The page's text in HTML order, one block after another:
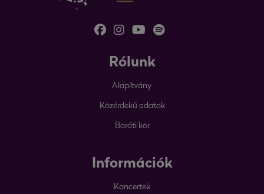
Rólunk
Alapítvány
Közérdekű adatok
Baráti kör
Információk
Koncertek